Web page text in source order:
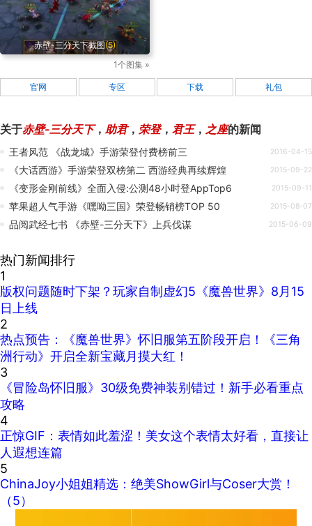
赤壁-三分天下截图(5)
1个图集 »
官网 专区 下载 礼包
关于赤壁-三分天下， 助君， 荣登， 君王， 之座的新闻
王者风范 《战龙城》手游荣登付费榜前三 2016-04-15
《大话西游》手游荣登双榜第二 西游经典再续辉煌 2015-09-22
《变形金刚前线》全面入侵:公测48小时登AppTop6 2015-09-11
苹果超人气手游《嘿呦三国》荣登畅销榜TOP 50 2015-08-07
品阅武经七书 《赤壁-三分天下》上兵伐谋 2015-06-09
热门新闻排行
1
版权问题随时下架？玩家自制虚幻5《魔兽世界》8月15
日上线
2
热点预告：《魔兽世界》怀旧服第五阶段开启！《三角
洲行动》开启全新宝藏月摸大红！
3
《冒险岛怀旧服》30级免费神装别错过！新手必看重点
攻略
4
正惊GIF：表情如此羞涩！美女这个表情太好看，直接让
人遐想连篇
5
ChinaJoy小姐姐精选：绝美ShowGirl与Coser大赏！
（5）